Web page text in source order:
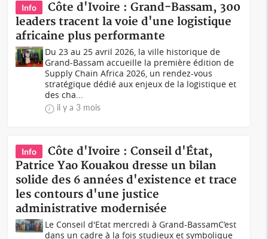
Info
Côte d'Ivoire : Grand-Bassam, 300
leaders tracent la voie d'une logistique
africaine plus performante
Du 23 au 25 avril 2026, la ville historique de
Grand-Bassam accueille la première édition de
Supply Chain Africa 2026, un rendez-vous
stratégique dédié aux enjeux de la logistique et
des cha...
il y a 3 mois
Info
Côte d'Ivoire : Conseil d'État,
Patrice Yao Kouakou dresse un bilan
solide des 6 années d'existence et trace
les contours d'une justice
administrative modernisée
Le Conseil d'Etat mercredi à Grand-BassamC’est
dans un cadre à la fois studieux et symbolique